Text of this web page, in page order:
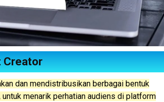
Creator
dan mendistribusikan berbagai bentuk
menarik perhatian audiens di platform